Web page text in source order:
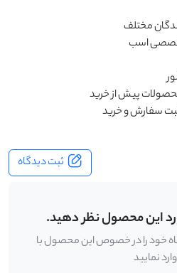
مختلف
اسب
پیش از خرید
سفارش و خرید
ثبت دیدگاه
این محصول نظر دهید.
خود را در خصوص این محصول با
نمایید